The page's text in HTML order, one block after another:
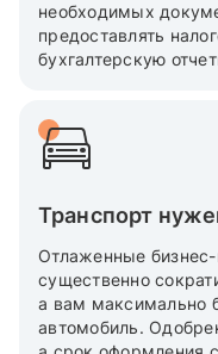
необходимых
предоставлять
бухгалтерскую
Транспорт
Отлаженные
существенно
а вам максимально
автомобиль.